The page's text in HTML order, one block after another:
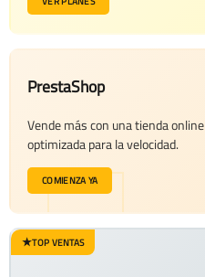
PrestaShop
Vende más con una tienda online
optimizada para la velocidad.
COMIENZA YA
★TOP VENTAS